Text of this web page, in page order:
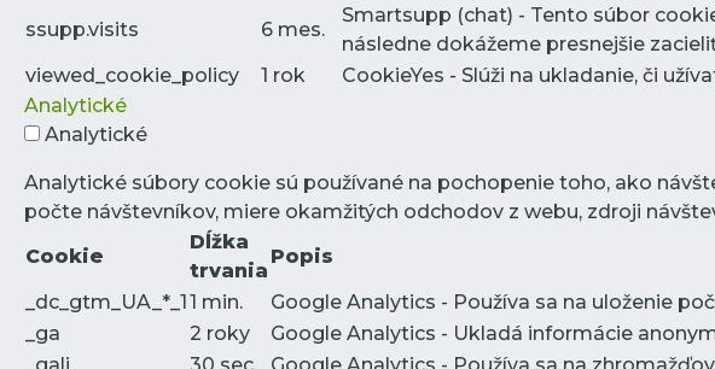
ssupp.visits
6 mes.
Smartsupp (chat) - Tento súbor
následne dokážeme presnejšie
viewed_cookie_policy
1 rok
CookieYes - Slúži na ukladanie, či
Analytické
Analytické
Analytické súbory cookie sú používané na pochopenie toho, ako
počte návštevníkov, miere okamžitých odchodov z webu, zdroji
Cookie
Dĺžka
trvania
Popis
_dc_gtm_UA_*_11 min.
Google Analytics - Používa sa na uloženie
_ga
2 roky
Google Analytics - Ukladá informácie
_gali
30 sec. Google Analytics - Používa sa na